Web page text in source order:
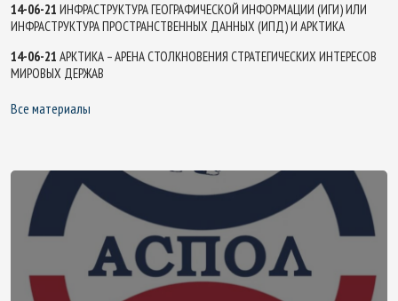
14-06-21 ИНФРАСТРУКТУРА ГЕОГРАФИЧЕСКОЙ ИНФОРМАЦИИ (ИГИ) ИЛИ
ИНФРАСТРУКТУРА ПРОСТРАНСТВЕННЫХ ДАННЫХ (ИПД) И АРКТИКА
14-06-21 АРКТИКА – АРЕНА СТОЛКНОВЕНИЯ СТРАТЕГИЧЕСКИХ ИНТЕРЕСОВ
МИРОВЫХ ДЕРЖАВ
Все материалы